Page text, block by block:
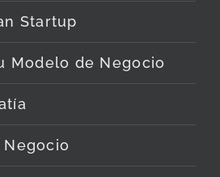
Startup
Modelo de Negocio